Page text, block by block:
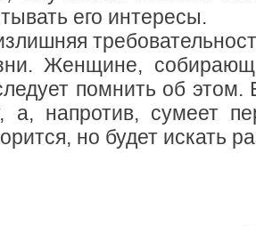
его интересы.
Женщине,
помнить об этом.
а, напротив, сумеет
но будет искать